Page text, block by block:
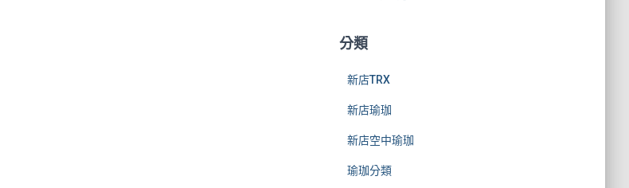
分類
新店TRX
新店瑜珈
新店空中瑜珈
瑜珈分類